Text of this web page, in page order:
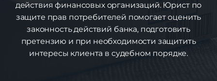
действия финансовых организаций. Юрист по
защите прав потребителей помогает оценить
законность действий банка, подготовить
претензию и при необходимости защитить
интересы клиента в судебном порядке.